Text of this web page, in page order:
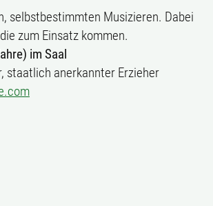
selbstbestimmten Musizieren. Dabei
zum Einsatz kommen.
im Saal
staatlich anerkannter Erzieher